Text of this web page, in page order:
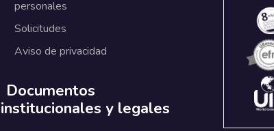
personales
Solicitudes
Aviso de privacidad
Documentos
institucionales y legales